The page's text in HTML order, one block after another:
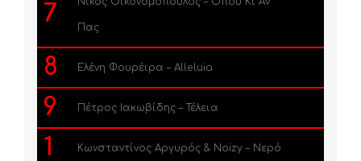
7 Πας
8 Ελένη Φουρέιρα – Alleluia
9 Πέτρος Ιακωβίδης – Τέλεια
1
Κωνσταντίνος Αργυρός & Noizy – Νερό